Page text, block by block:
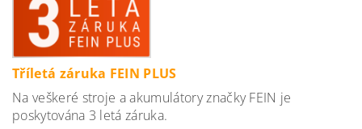
Tříletá záruka FEIN PLUS
Na veškeré stroje a akumulátory značky FEIN je
poskytována 3 letá záruka.